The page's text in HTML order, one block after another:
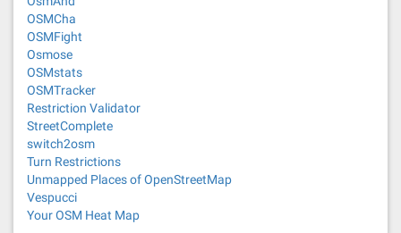
OSMCha
OSMFight
Osmose
OSMstats
OSMTracker
Restriction Validator
StreetComplete
switch2osm
Turn Restrictions
Unmapped Places of OpenStreetMap
Vespucci
Your OSM Heat Map